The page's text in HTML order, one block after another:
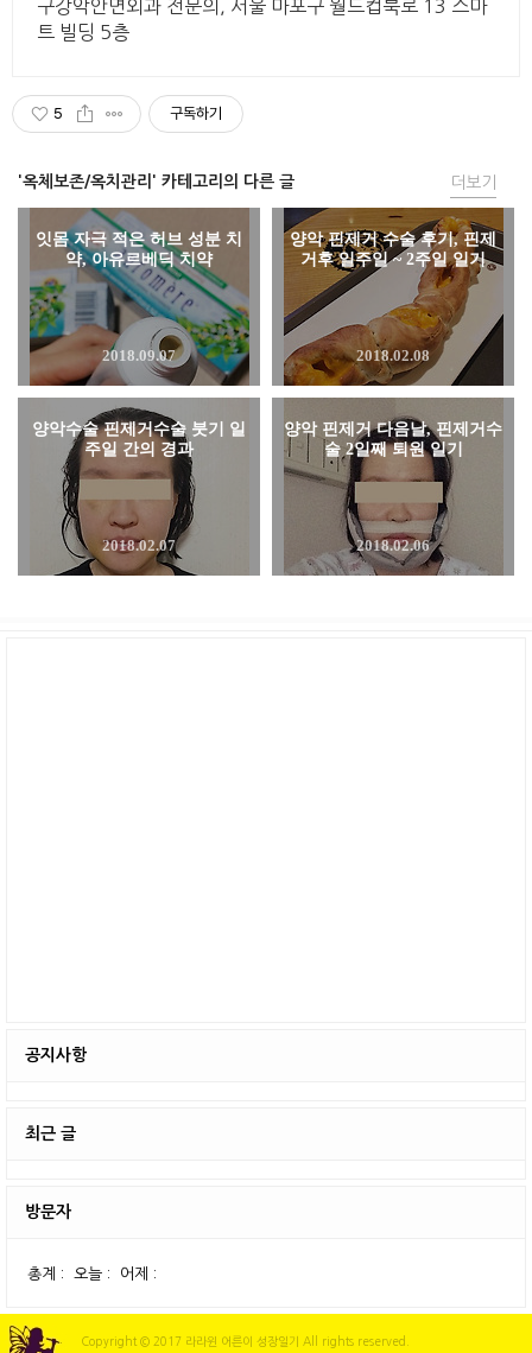
구강악안면외과 전문의, 서울 마포구 월드컵북로 13 스마
트 빌딩 5층
5 구독하기
'옥체보존/옥치관리' 카테고리의 다른 글
잇몸 자극 적은 허브 성분 치
약, 아유르베딕 치약
2018.09.07
양악 핀제거 수술 후기, 핀제
거후 일주일 ~ 2주일 일기
2018.02.08
양악수술 핀제거수술 붓기 일
주일 간의 경과
2018.02.07
양악 핀제거 다음날, 핀제거수
술 2일째 퇴원 일기
2018.02.06
더보기
공지사항
최근 글
방문자
총계 : 오늘 : 어제 :
Copyright © 2017 라라윈 어른이 성장일기 All rights reserved.